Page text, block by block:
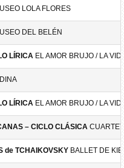
LOLA FLORES
DEL BELÉN
LÍRICA EL AMOR BRUJO / LA
LÍRICA EL AMOR BRUJO / LA
– CICLO CLÁSICA
de TCHAIKOVSKY BALLET DE